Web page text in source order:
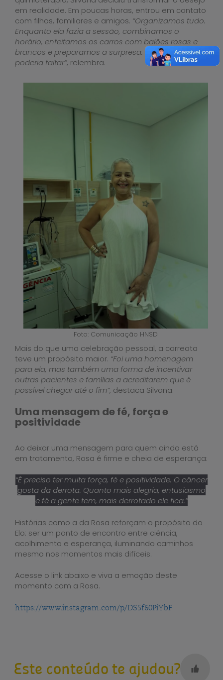
em realidade. Em poucas horas, entrou em contato
com filhos, familiares e amigos. “Organizamos tudo.
Enquanto ela fazia a sessão, combinamos o
horário, enfeitamos os carros com balões rosas e
brancos e preparamos a surpresa. O sino não
poderia faltar”, relembra.
Foto: Comunicação HNSD
Mais do que uma celebração pessoal, a carreata
teve um propósito maior. “Foi uma homenagem
para ela, mas também uma forma de incentivar
outras pacientes e famílias a acreditarem que é
possível chegar até o fim”, destaca Silvana.
Uma mensagem de fé, força e
positividade
Ao deixar uma mensagem para quem ainda está
em tratamento, Rosa é firme e cheia de esperança:
“É preciso ter muita força, fé e positividade. O câncer
gosta da derrota. Quanto mais alegria, entusiasmo
e fé a gente tem, mais derrotado ele fica.”
Histórias como a da Rosa reforçam o propósito do
Elo: ser um ponto de encontro entre ciência,
acolhimento e esperança, iluminando caminhos
mesmo nos momentos mais difíceis.
Acesse o link abaixo e viva a emoção deste
momento com a Rosa.
https://www.instagram.com/p/DS5f60PiYbF
Este conteúdo te ajudou?